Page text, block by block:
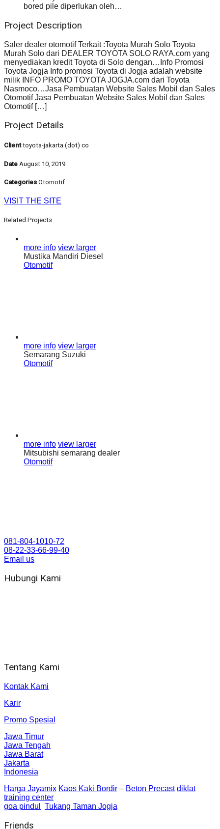
bored pile diperlukan oleh…
Project Description
Saler dealer otomotif Terkait :Toyota Murah Solo Toyota
Murah Solo dari DEALER TOYOTA SOLO RAYA.com yang
menyediakan kredit Toyota di Solo dengan…Info Promosi
Toyota Jogja Info promosi Toyota di Jogja adalah website
milik INFO PROMO TOYOTA JOGJA.com dari Toyota
Nasmoco…Jasa Pembuatan Website Sales Mobil dan Sales
Otomotif Jasa Pembuatan Website Sales Mobil dan Sales
Otomotif […]
Project Details
Clienttoyota-jakarta (dot) co
Date August 10, 2019
Categories Otomotif
VISIT THE SITE
Related Projects
more info view larger
Mustika Mandiri Diesel
Otomotif
more info view larger
Semarang Suzuki
Otomotif
more info view larger
Mitsubishi semarang dealer
Otomotif
081-804-1010-72
08-22-33-66-99-40
Email us
Hubungi Kami
Tentang Kami
Kontak Kami
Karir
Promo Spesial
Jawa Timur
Jawa Tengah
Jawa Barat
Jakarta
Indonesia
Harga Jayamix Kaos Kaki Bordir – Beton Precast diklat
training center
goa pindul
Tukang Taman Jogja
Friends